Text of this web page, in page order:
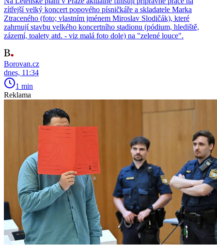
zítřejší velký koncert popového písničkáře a skladatele Marka
Ztraceného (foto; vlastním jménem Miroslav Slodičák), které
zahrnují stavbu velkého koncertního stadionu (pódium, hlediště,
zázemí, toalety atd. - viz malá foto dole) na "zelené louce".
Borovan.cz
dnes, 11:34
1 min
Reklama